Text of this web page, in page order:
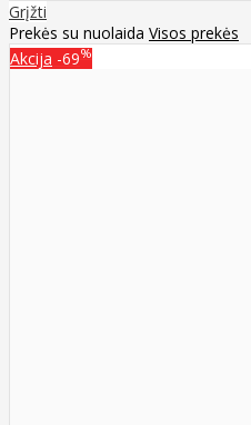
Grįžti
Prekės su nuolaida Visos prekės
Akcija -69%